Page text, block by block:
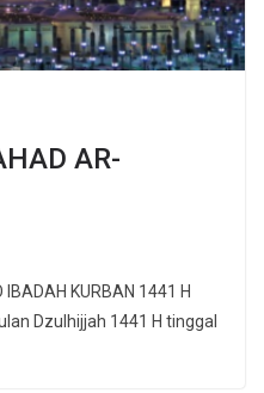
AR-
Dzulhijjah 1441 H tinggal